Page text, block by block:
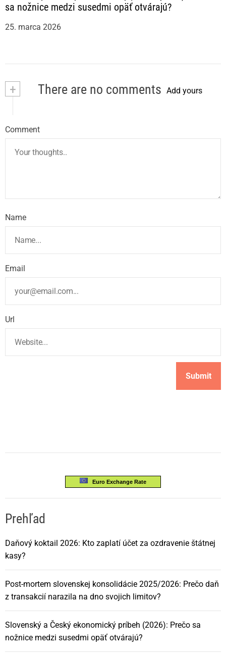
sa nožnice medzi susedmi opäť otvárajú?
25. marca 2026
+ There are no comments Add yours
Comment
Name
Email
Url
Euro Exchange Rate
Prehľad
Daňový koktail 2026: Kto zaplatí účet za ozdravenie štátnej
kasy?
Post-mortem slovenskej konsolidácie 2025/2026: Prečo daň
z transakcií narazila na dno svojich limitov?
Slovenský a Český ekonomický príbeh (2026): Prečo sa
nožnice medzi susedmi opäť otvárajú?